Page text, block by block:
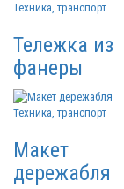
Техника, транспорт
Тележка из
фанеры
Техника, транспорт
Макет
дережабля